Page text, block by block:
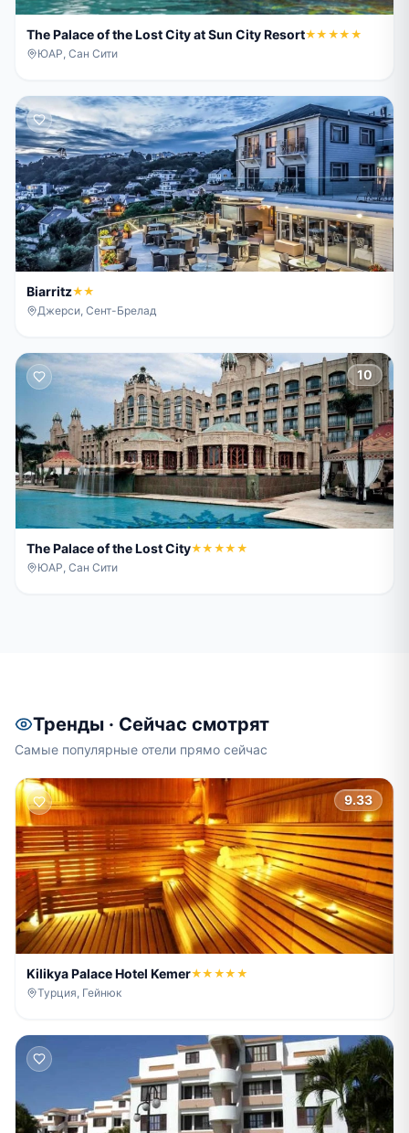
The Palace of the Lost City at Sun City Resort★★★★★
ЮАР, Сан Сити
Biarritz★★
Джерси, Сент-Брелад
10
The Palace of the Lost City★★★★★
ЮАР, Сан Сити
Тренды · Сейчас смотрят
Самые популярные отели прямо сейчас
9.33
Kilikya Palace Hotel Kemer★★★★★
Турция, Гейнюк